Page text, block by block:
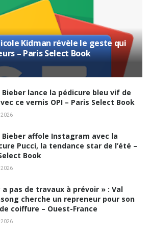
Kidman révèle le geste qui
– Paris Select Book
Bieber lance la pédicure bleu vif de
ce vernis OPI – Paris Select Book
2026
Bieber affole Instagram avec la
Pucci, la tendance star de l’été –
Book
2026
a pas de travaux à prévoir » : Val
cherche un repreneur pour son
coiffure – Ouest-France
2026